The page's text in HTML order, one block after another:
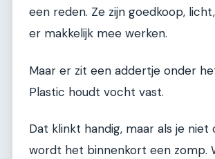
een reden. Ze zijn goedkoop,
er makkelijk mee werken.
Maar er zit een addertje onder
Plastic houdt vocht vast.
Dat klinkt handig, maar als je niet
wordt het binnenkort een zomp.